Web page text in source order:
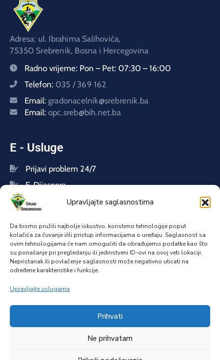
Upravljajte saglasnostima
Da bismo pružili najbolje iskustvo, koristimo tehnologije poput
kolačića za čuvanje i/ili pristup informacijama o uređaju. Saglasnost sa
ovim tehnologijama će nam omogućiti da obrađujemo podatke kao što
su ponašanje pri pregledanju ili jedinstveni ID-ovi na ovoj veb lokaciji.
Nepristanak ili povlačenje saglasnosti može negativno uticati na
određene karakteristike i funkcije.
Upravljajte uslugama
Prihvati
Ne prihvatam
Adresa: ul. Ibrahima Salihovića,
75350 Srebrenik, Bosna i Hercegovina
Radno vrijeme: Pon – Pet: 07:30 – 16:00
Telefon: 035 / 369 162
Email: gradonacelnik@srebrenik.ba
Email: opc.sreb@bih.net.ba
E - Usluge
Prijavi problem 24/7
E-Dijaspora
Pretplatite se na naš newsletter
Prijavi se
Copyright © 2025. Grad Srebrenik. Sva prava
zadržana.
Dozvoljeno je prenošenje sadržaja u cjelosti ili
djelimično, isključivo uz obavezno navođenje izvora.
Webmail